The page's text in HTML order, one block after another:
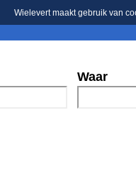
Wielevert maakt gebruik van
Waar